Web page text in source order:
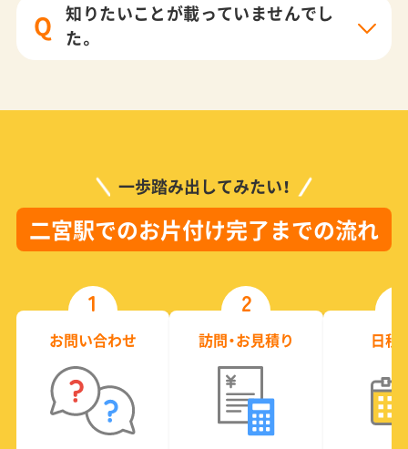
Q
知りたいことが載っていませんでし
た。
一歩踏み出してみたい！
二宮駅でのお片付け完了までの流れ
1
お問い合わせ
2
訪問・お見積り 日程